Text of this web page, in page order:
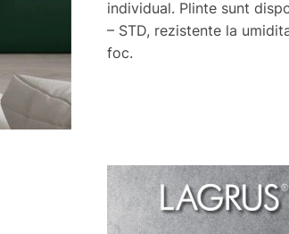
individual. Plinte sunt
– STD, rezistente la
foc.